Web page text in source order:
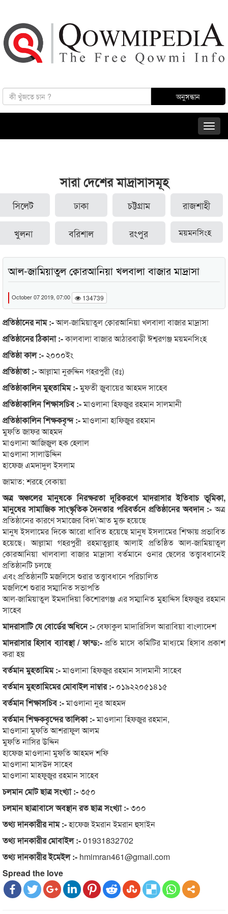
সারা দেশের মাদ্রাসাসমূহ
সিলেট ঢাকা চট্টগ্রাম রাজশাহী
খুলনা বরিশাল রংপুর ময়মনসিংহ
আল-জামিয়াতুল ক্বোরআনিয়া খলবালা বাজার মাদ্রাসা
October 07 2019, 07:00 134739
প্রতিষ্ঠানের নাম :-আল-জামিয়াতুল ক্বোরআনিয়া খলবালা বাজার মাদ্রাসা
প্রতিষ্ঠানের ঠিকানা :-কালবালা বাজার আঠারবাড়ী ঈশ্বরগঞ্জ ময়মনসিংহ
প্রতিষ্ঠা কাল :- ২০০০ইং
প্রতিষ্ঠাতা :-আল্লামা নুরুদ্দিন গহরপুরী (রঃ)
প্রতিষ্ঠাকালিন মুহতামিম :-মুফতী জুবায়ের আহমদ সাহেব
প্রতিষ্ঠাকালিন শিক্ষাসচিব :-মাওলানা হিফজুর রহমান সালমানী
প্রতিষ্ঠাকালিন শিক্ষকবৃন্দ :-মাওলানা হাফিজুর রহমান
মুফতি জাফর আহমদ
মাওলানা আজিজুল হক হেলাল
মাওলানা সালাউদ্দিন
হাফেজ এমদাদুল ইসলাম
জামাত: শরহে বেকায়া
অত্র অঞ্চলের মানুষকে নিরক্ষরতা দূরিকরণে মাদরাসার ইতিবাচ ভূমিকা,
মানুষের সামাজিক সাংস্কৃতিক দৈনতার পরিবর্তনে প্রতিষ্ঠানের অবদান :-অত্র
প্রতিষ্ঠানের কারণে সমাজের বিদ\’আত মুক্ত হয়েছে
মানুষ ইসলামের দিকে আরো ধাবিত হয়েছে মানুষ ইসলামের শিক্ষায় প্রভাবিত
হয়েছে। আল্লামা গহরপুরী রহমাতুল্লাহ আলাই প্রতিষ্ঠিত আল-জামিয়াতুল
কোরআনিয়া খালবালা বাজার মাদ্রাসা বর্তমানে ওনার ছেলের তত্ত্বাবধানেই
প্রতিষ্ঠানটি চলছে
এবং প্রতিষ্ঠানটি মজলিসে শুরার তত্ত্বাবধানে পরিচালিত
মজলিশে শুরার সম্মানিত সভাপতি
আল-জামিয়াতুল ইমদাদিয়া কিশোরগঞ্জ এর সম্মানিত মুহাদ্দিস হিফজুর রহমান
সাহেব
মাদরাসাটি যে বোর্ডের অধিনে :-বেফাকুল মাদারিসিল আরাবিয়া বাংলাদেশ
মাদরাসার হিসাব ব্যাবস্থা / ফান্ড:- প্রতি মাসে কমিটির মাধ্যমে হিসাব প্রকাশ
করা হয়
বর্তমান মুহতামিম :-মাওলানা হিফজুর রহমান সালমানী সাহেব
বর্তমান মুহতামিমের মোবাইল নাম্বার :- ০১৯২২০৫১৪১৫
বর্তমান শিক্ষাসচিব :-মাওলানা নুর আহমদ
বর্তমান শিক্ষকবৃন্দের তালিকা :-মাওলানা হিফজুর রহমান,
মাওলানা মুফতি আশরাফুল আলম
মুফতি নাসির উদ্দিন
হাফেজ মাওলানা মুফতি আহমদ শফি
মাওলানা মাসউদ সাহেব
মাওলানা মাহফুজুর রহমান সাহেব
চলমান মোট ছাত্র সংখ্যা :-৩৫০
চলমান ছাত্রাবাসে অবস্থান রত ছাত্র সংখ্যা :-৩০০
তথ্য দানকারীর নাম :-হাফেজ ইমরান ইমরান হুসাইন
তথ্য দানকারীর মোবাইল :-01931832702
তথ্য দানকারীর ইমেইল :- hmimran461@gmail.com
Spread the love